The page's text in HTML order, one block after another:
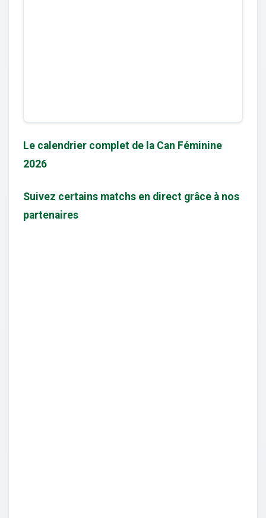
Le calendrier complet de la Can Féminine
2026
Suivez certains matchs en direct grâce à nos
partenaires